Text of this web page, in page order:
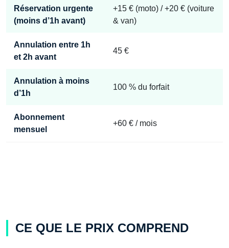
Réservation urgente
(moins d’1h avant)
+15 € (moto) / +20 € (voiture
& van)
Annulation entre 1h
et 2h avant
45 €
Annulation à moins
d’1h
100 % du forfait
Abonnement
mensuel
+60 € / mois
CE QUE LE PRIX COMPREND